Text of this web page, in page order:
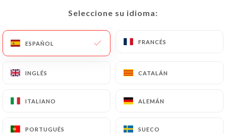
Seleccione su idioma:
ESPAÑOL FRANCÉS
INGLÉS CATALÁN
ITALIANO ALEMÁN
PORTUGUÉS SUECO
INICIO / CONTACTO
Seleccione su idioma:
ESPAÑOL FRANCÉS
INGLÉS CATALÁN
ITALIANO ALEMÁN
PORTUGUÉS SUECO